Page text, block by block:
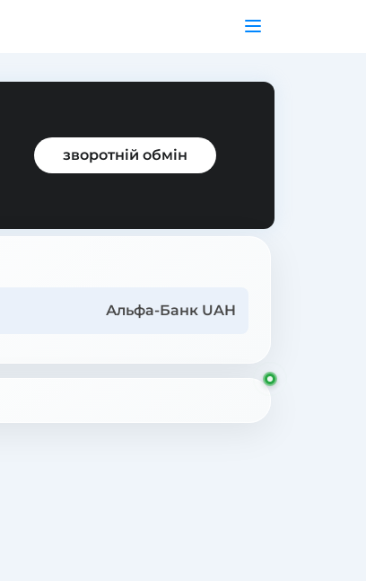
зворотній обмін
Альфа-Банк UAH